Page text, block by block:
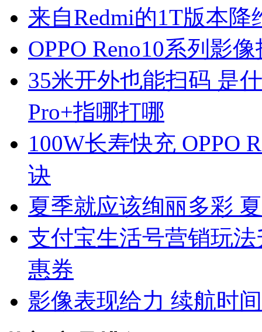
来自Redmi的1T版本
OPPO Reno10系列影
35米开外也能扫码 是
Pro+指哪打哪
100W长寿快充 OPPO
诀
夏季就应该绚丽多彩
支付宝生活号营销玩
惠券
影像表现给力 续航时